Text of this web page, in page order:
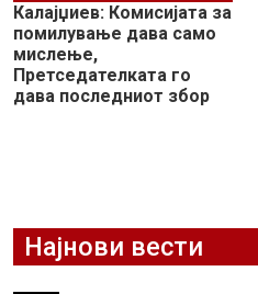
Калајџиев: Комисијата за
помилување дава само
мислење,
Претседателката го
дава последниот збор
Најнови вести